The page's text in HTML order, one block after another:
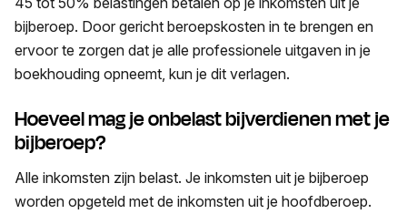
bijberoep. Door gericht beroepskosten in te brengen en
ervoor te zorgen dat je alle professionele uitgaven in je
boekhouding opneemt, kun je dit verlagen.
Hoeveel mag je onbelast bijverdienen met je
bijberoep?
Alle inkomsten zijn belast. Je inkomsten uit je bijberoep
worden opgeteld met de inkomsten uit je hoofdberoep.